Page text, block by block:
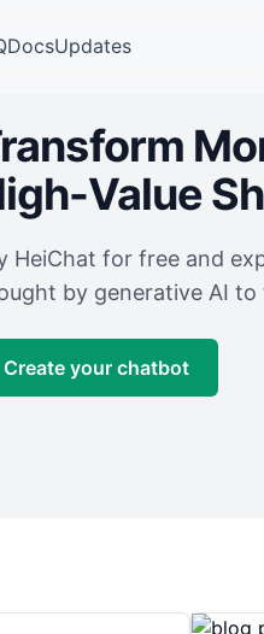
DocsUpdates
Value
HeiChat for free and
by generative AI
Create your chatbot